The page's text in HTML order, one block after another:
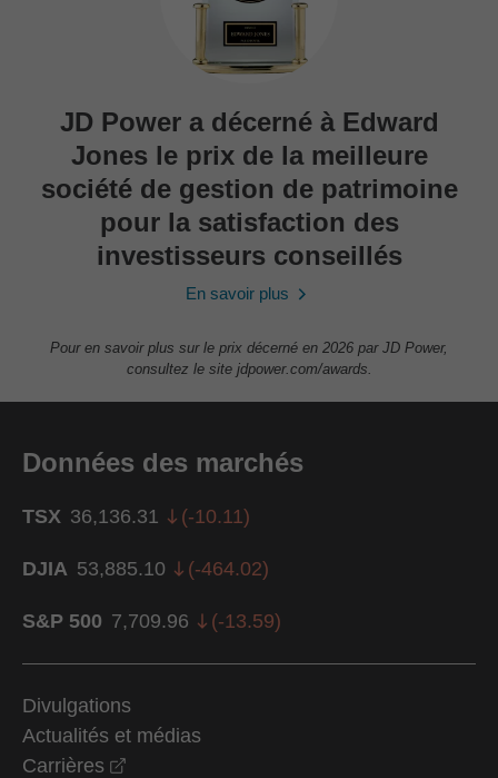
JD Power a décerné à Edward
Jones le prix de la meilleure
société de gestion de patrimoine
pour la satisfaction des
investisseurs conseillés
En savoir plus
Pour en savoir plus sur le prix décerné en 2026 par JD Power,
consultez le site jdpower.com/awards.
Données des marchés
TSX 36,136.31 (-10.11)
DJIA 53,885.10 (-464.02)
S&P 500 7,709.96 (-13.59)
Divulgations
Actualités et médias
Carrières